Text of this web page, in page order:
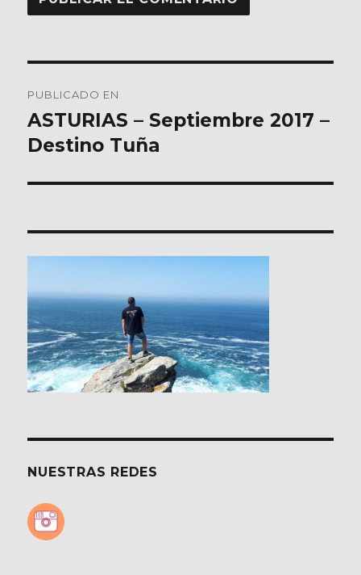
de
entradas
PUBLICADO EN
ASTURIAS – Septiembre 2017 –
Destino Tuña
NUESTRAS REDES